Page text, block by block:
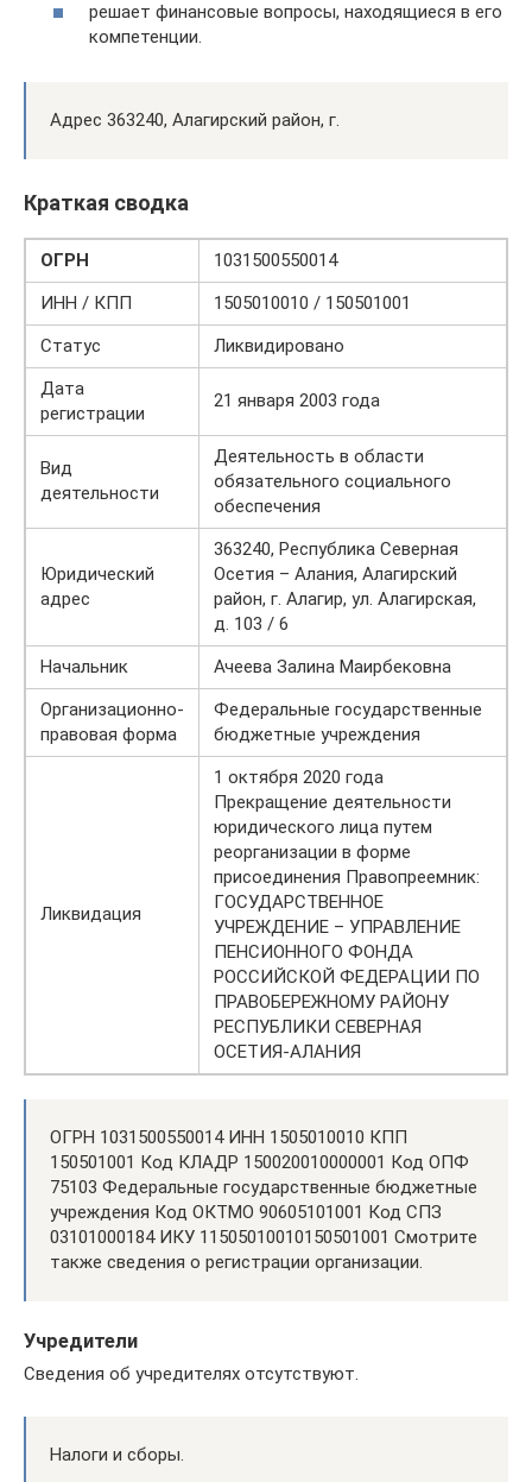
решает финансовые вопросы, находящиеся в его
компетенции.
Адрес 363240, Алагирский район, г.
Краткая сводка
ОГРН
1031500550014
ИНН / КПП
1505010010 / 150501001
Статус
Ликвидировано
Дата
регистрации
21 января 2003 года
Вид
деятельности
Деятельность в области
обязательного социального
обеспечения
Юридический
адрес
363240, Республика Северная
Осетия – Алания, Алагирский
район, г. Алагир, ул. Алагирская,
д. 103 / 6
Начальник
Ачеева Залина Маирбековна
Организационно-
правовая форма
Федеральные государственные
бюджетные учреждения
Ликвидация
1 октября 2020 года
Прекращение деятельности
юридического лица путем
реорганизации в форме
присоединения Правопреемник:
ГОСУДАРСТВЕННОЕ
УЧРЕЖДЕНИЕ – УПРАВЛЕНИЕ
ПЕНСИОННОГО ФОНДА
РОССИЙСКОЙ ФЕДЕРАЦИИ ПО
ПРАВОБЕРЕЖНОМУ РАЙОНУ
РЕСПУБЛИКИ СЕВЕРНАЯ
ОСЕТИЯ-АЛАНИЯ
ОГРН 1031500550014 ИНН 1505010010 КПП
150501001 Код КЛАДР 150020010000001 Код ОПФ
75103 Федеральные государственные бюджетные
учреждения Код ОКТМО 90605101001 Код СПЗ
03101000184 ИКУ 11505010010150501001 Смотрите
также сведения о регистрации организации.
Учредители
Сведения об учредителях отсутствуют.
Налоги и сборы.